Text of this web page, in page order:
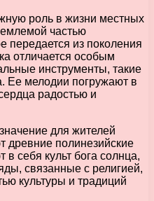
роль в жизни местных
частью
передается из поколения
отличается особым
инструменты, такие
Ее мелодии погружают в
радостью и
для жителей
древние полинезийские
себя культ бога солнца,
связанные с религией,
культуры и традиций